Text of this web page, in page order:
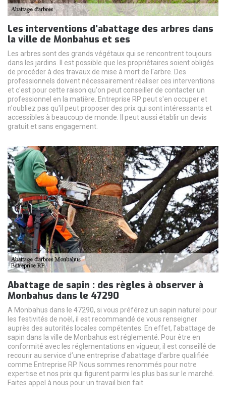
Les interventions d'abattage des arbres dans
la ville de Monbahus et ses
Les arbres sont des grands végétaux qui se rencontrent toujours
dans les jardins. Il est possible que les propriétaires soient obligés
de procéder à des travaux de mise à mort de l'arbre. Des
professionnels doivent nécessairement réaliser ces interventions
et c'est pour cette raison qu'on peut conseiller de contacter un
professionnel en la matière. Entreprise RP peut s'en occuper et
n'oubliez pas qu'il peut proposer des prix qui sont intéressants et
accessibles à beaucoup de monde. Il peut aussi établir un devis
gratuit et sans engagement.
Abattage de sapin : des règles à observer à
Monbahus dans le 47290
A Monbahus dans le 47290, si vous préférez un sapin naturel pour
les festivités de noël, il est recommandé de vous renseigner
auprès des autorités locales compétentes. En effet, l’abattage de
sapin dans la ville de Monbahus est réglementé. Pour être en
conformité avec les réglementations en vigueur, il est conseillé de
recourir au service d’une entreprise d’abattage d’arbre qualifiée
comme Entreprise RP. Nous sommes renommés pour notre
expertise et nos prix qui figurent parmi les plus bas sur le marché.
Faites appel à nous pour un travail bien fait.